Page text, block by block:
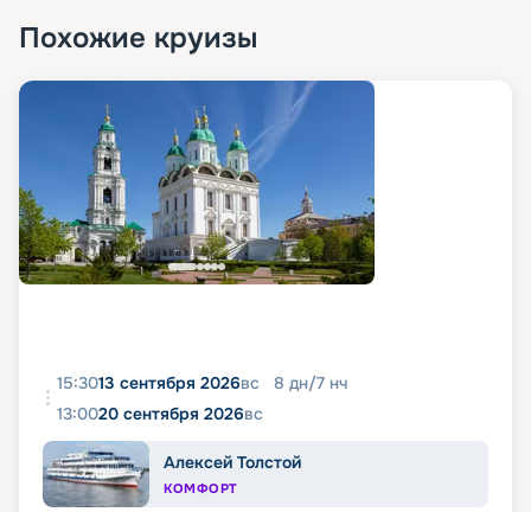
Похожие круизы
15:3013 сентября 2026вс 8 дн/7 нч
13:0020 сентября 2026вс
Алексей Толстой
КОМФОРТ